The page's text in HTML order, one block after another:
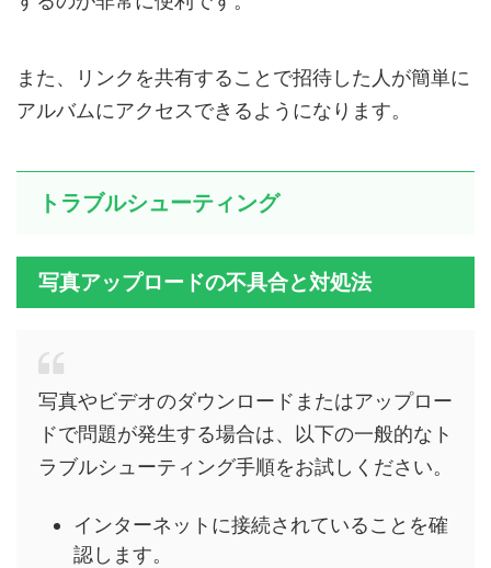
また、リンクを共有することで招待した人が簡単に
アルバムにアクセスできるようになります。
トラブルシューティング
写真アップロードの不具合と対処法
写真やビデオのダウンロードまたはアップロー
ドで問題が発生する場合は、以下の一般的なト
ラブルシューティング手順をお試しください。
インターネットに接続されていることを確
認します。